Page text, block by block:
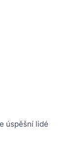
úspěšní lidé